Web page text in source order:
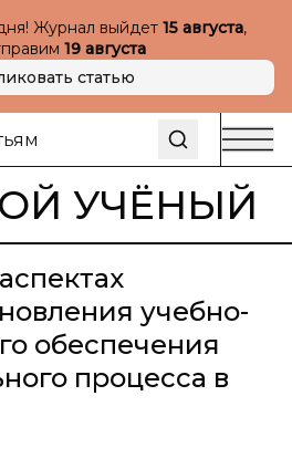
Журнал выйдет 15 августа,
19 августа
статью
УЧЁНЫЙ
учебно-
обеспечения
процесса в